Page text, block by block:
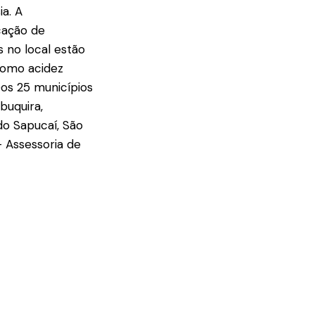
A
de
no local estão
acidez
25 municípios
Sapucaí, São
de